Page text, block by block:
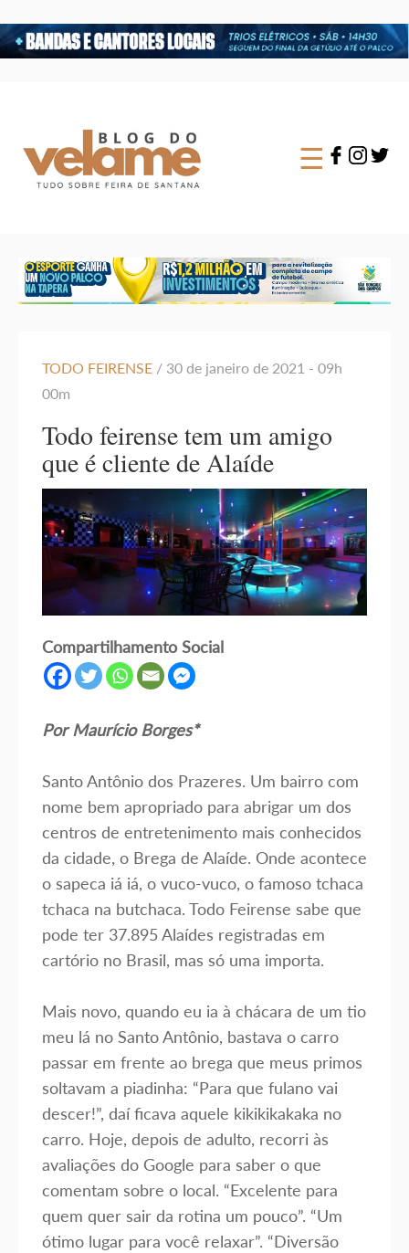
×
☰
TODO FEIRENSE / 30 de janeiro de 2021 - 09h
00m
Todo feirense tem um amigo
que é cliente de Alaíde
Compartilhamento Social
Por Maurício Borges*
Santo Antônio dos Prazeres. Um bairro com
nome bem apropriado para abrigar um dos
centros de entretenimento mais conhecidos
da cidade, o Brega de Alaíde. Onde acontece
o sapeca iá iá, o vuco-vuco, o famoso tchaca
tchaca na butchaca. Todo Feirense sabe que
pode ter 37.895 Alaídes registradas em
cartório no Brasil, mas só uma importa.⁣
Mais novo, quando eu ia à chácara de um tio
meu lá no Santo Antônio, bastava o carro
passar em frente ao brega que meus primos
soltavam a piadinha: “Para que fulano vai
descer!”, daí ficava aquele kikikikakaka no
carro. Hoje, depois de adulto, recorri às
avaliações do Google para saber o que
comentam sobre o local. “Excelente para
quem quer sair da rotina um pouco”. “Um
ótimo lugar para você relaxar”. “Diversão